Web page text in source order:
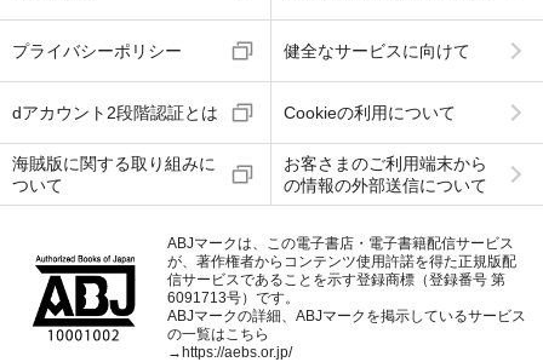
プライバシーポリシー 健全なサービスに向けて
dアカウント2段階認証とは Cookieの利用について
海賊版に関する取り組みに
ついて
お客さまのご利用端末から
の情報の外部送信について
ABJマークは、この電子書店・電子書籍配信サービス
が、著作権者からコンテンツ使用許諾を得た正規版配
信サービスであることを示す登録商標（登録番号 第
6091713号）です。
ABJマークの詳細、ABJマークを掲示しているサービス
の一覧はこちら
→https://aebs.or.jp/